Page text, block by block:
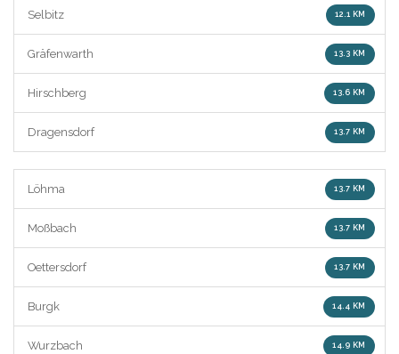
Selbitz 12.1 KM
Gräfenwarth 13.3 KM
Hirschberg 13.6 KM
Dragensdorf 13.7 KM
Löhma 13.7 KM
Moßbach 13.7 KM
Oettersdorf 13.7 KM
Burgk 14.4 KM
Wurzbach 14.9 KM